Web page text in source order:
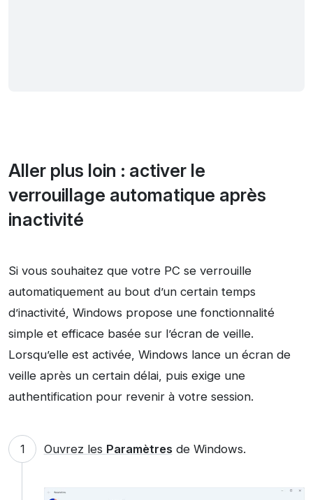
Aller plus loin : activer le
verrouillage automatique après
inactivité
Si vous souhaitez que votre PC se verrouille
automatiquement au bout d’un certain temps
d’inactivité, Windows propose une fonctionnalité
simple et efficace basée sur l’écran de veille.
Lorsqu’elle est activée, Windows lance un écran de
veille après un certain délai, puis exige une
authentification pour revenir à votre session.
Ouvrez les Paramètresde Windows.